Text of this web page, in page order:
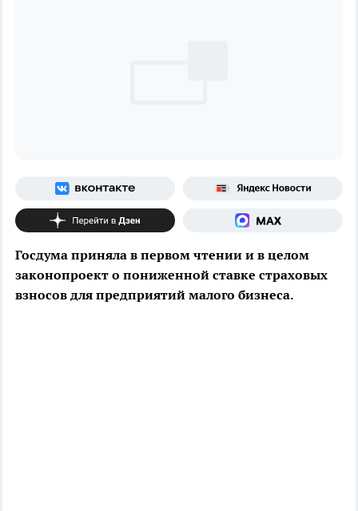
Госдума приняла в первом чтении и в целом
законопроект о пониженной ставке страховых
взносов для предприятий малого бизнеса.